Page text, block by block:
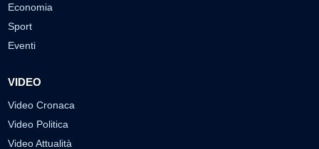
Economia
Sport
Eventi
VIDEO
Video Cronaca
Video Politica
Video Attualità